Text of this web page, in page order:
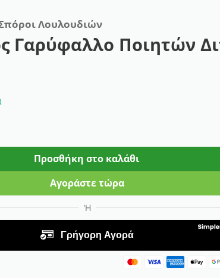
Λουλουδιών
Γαρύφαλλο Ποιητών
Ποιητών Διπλό Μίγμα ποσότητα
Προσθήκη στο καλάθι
Αγοράστε τώρα